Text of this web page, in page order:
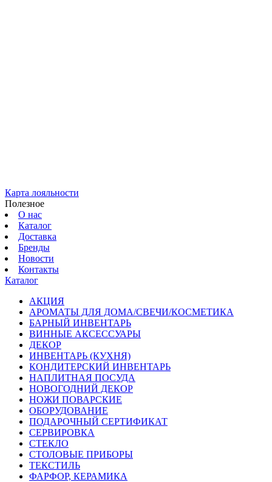
Карта лояльности
Полезное
О нас
Каталог
Доставка
Бренды
Новости
Контакты
Каталог
АКЦИЯ
АРОМАТЫ ДЛЯ ДОМА/СВЕЧИ/КОСМЕТИКА
БАРНЫЙ ИНВЕНТАРЬ
ВИННЫЕ АКСЕССУАРЫ
ДЕКОР
ИНВЕНТАРЬ (КУХНЯ)
КОНДИТЕРСКИЙ ИНВЕНТАРЬ
НАПЛИТНАЯ ПОСУДА
НОВОГОДНИЙ ДЕКОР
НОЖИ ПОВАРСКИЕ
ОБОРУДОВАНИЕ
ПОДАРОЧНЫЙ СЕРТИФИКАТ
СЕРВИРОВКА
СТЕКЛО
СТОЛОВЫЕ ПРИБОРЫ
ТЕКСТИЛЬ
ФАРФОР, КЕРАМИКА